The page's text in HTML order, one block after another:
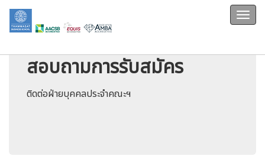
สอบถามการรับสมัคร
ติดต่อฝ่ายบุคคลประจำคณะฯ